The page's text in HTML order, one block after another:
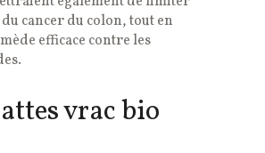
cancer du colon, tout en
efficace contre les